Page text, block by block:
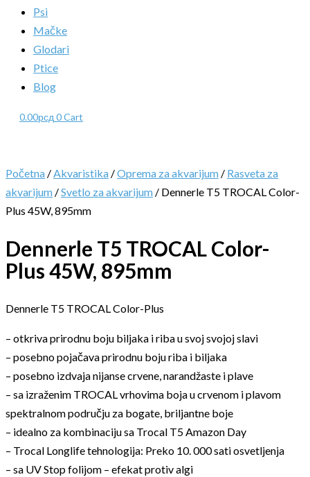
Psi
Mačke
Glodari
Ptice
Blog
0.00рсд 0Cart
Početna /Akvaristika /Oprema za akvarijum / Rasveta za
akvarijum /Svetlo za akvarijum / Dennerle T5 TROCAL Color-
Plus 45W, 895mm
Dennerle T5 TROCAL Color-
Plus 45W, 895mm
Dennerle T5 TROCAL Color-Plus
– otkriva prirodnu boju biljaka i riba u svoj svojoj slavi
– posebno pojačava prirodnu boju riba i biljaka
– posebno izdvaja nijanse crvene, narandžaste i plave
– sa izraženim TROCAL vrhovima boja u crvenom i plavom
spektralnom području za bogate, briljantne boje
– idealno za kombinaciju sa Trocal T5 Amazon Day
– Trocal Longlife tehnologija: Preko 10. 000 sati osvetljenja
– sa UV Stop folijom – efekat protiv algi